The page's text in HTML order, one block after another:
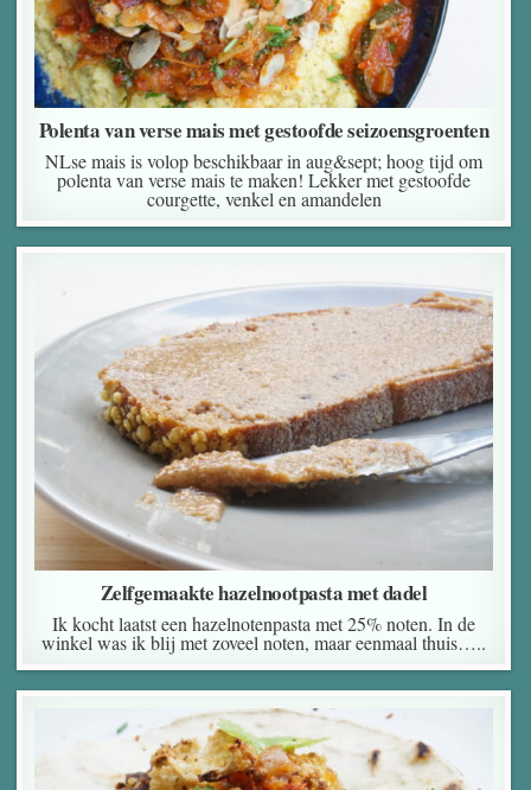
Polenta van verse mais met gestoofde seizoensgroenten
NLse mais is volop beschikbaar in aug&sept; hoog tijd om
polenta van verse mais te maken! Lekker met gestoofde
courgette, venkel en amandelen
Zelfgemaakte hazelnootpasta met dadel
Ik kocht laatst een hazelnotenpasta met 25% noten. In de
winkel was ik blij met zoveel noten, maar eenmaal thuis…..